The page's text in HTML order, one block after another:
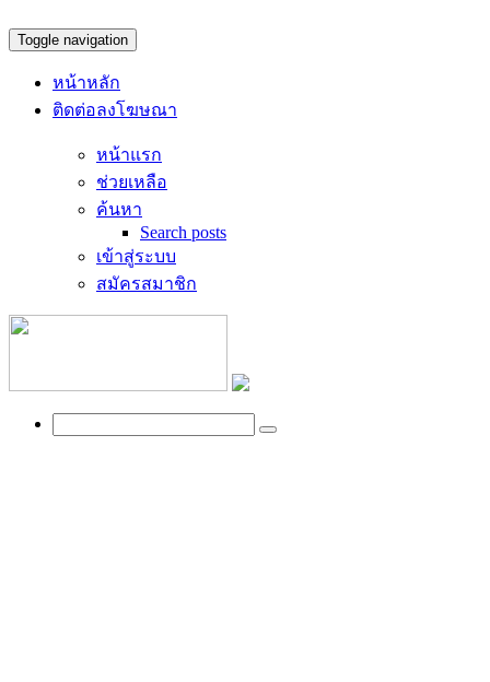
Toggle navigation
หน้าหลัก
ติดต่อลงโฆษณา
หน้าแรก
ช่วยเหลือ
ค้นหา
Search posts
เข้าสู่ระบบ
สมัครสมาชิก